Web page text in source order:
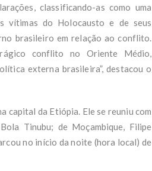
classificando-as como uma
vítimas do Holocausto e de seus
brasileiro em relação ao conflito.
conflito no Oriente Médio,
externa brasileira”, destacou o
capital da Etiópia. Ele se reuniu com
Tinubu; de Moçambique, Filipe
no início da noite (hora local) de